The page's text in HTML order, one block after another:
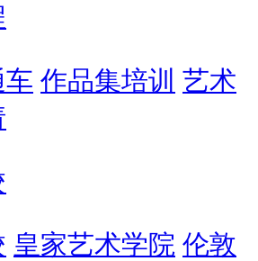
作品集培训 艺术
皇家艺术学院 伦敦